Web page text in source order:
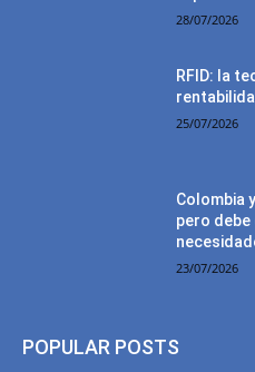
28/07/2026
RFID: la
25/07/2026
Colombia
pero
23/07/2026
POPULAR POSTS